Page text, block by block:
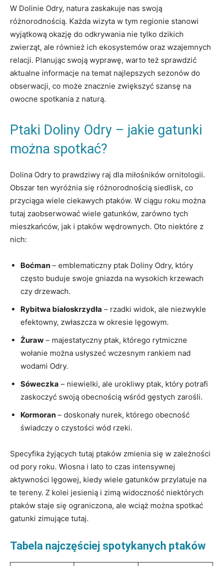
W Dolinie Odry, ‍natura⁢ zaskakuje nas‍ swoją
różnorodnością. Każda wizyta w tym regionie‌ stanowi
wyjątkową ⁤okazję do odkrywania nie ⁤tylko ⁢dzikich
zwierząt, ale również ​ich ekosystemów ⁣oraz⁣ wzajemnych
relacji.​ Planując swoją wyprawę,⁤ warto⁤ też sprawdzić
aktualne informacje​ na temat najlepszych sezonów do
obserwacji, ​co może ⁤znacznie zwiększyć szansę na
owocne spotkania z naturą.
Ptaki Doliny​ Odry – jakie ​gatunki
można ⁣spotkać?
Dolina Odry to prawdziwy raj ⁣dla miłośników ornitologii.
Obszar ten ​wyróżnia się ​różnorodnością ‍siedlisk, ​co
⁣przyciąga wiele ciekawych‍ ptaków. W ciągu⁢ roku ‌można
⁢tutaj ⁣zaobserwować wiele ⁢gatunków, zarówno tych⁣
mieszkańców, jak i ‍ptaków wędrownych. Oto niektóre z
nich:
Boćman – emblematiczny ​ptak ⁤Doliny Odry, który
często buduje⁣ swoje​ gniazda na wysokich krzewach
czy drzewach.
Rybitwa białoskrzydła –⁣ rzadki ⁤widok, ale‍ niezwykle⁣
efektowny, ⁤zwłaszcza w⁢ okresie‍ lęgowym.
Żuraw – majestatyczny ptak, którego rytmiczne
wołanie można‍ usłyszeć wczesnym‍ rankiem nad
wodami Odry.
Sóweczka – niewielki, ale urokliwy ptak, który potrafi
zaskoczyć swoją obecnością wśród gęstych zarośli.
Kormoran – doskonały nurek, ⁤którego ⁣obecność
świadczy o czystości wód rzeki.
Specyfika​ żyjących tutaj ptaków zmienia‌ się‍ w zależności⁤
od pory roku. Wiosna i lato to ⁣czas ⁤intensywnej
aktywności lęgowej, kiedy wiele gatunków przylatuje ⁤na
te​ tereny.⁣ Z kolei jesienią i zimą widoczność niektórych
ptaków staje się ograniczona, ‍ale wciąż można spotkać
gatunki zimujące tutaj.
Tabela najczęściej⁤ spotykanych ptaków